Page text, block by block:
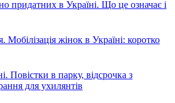
придатних в Україні. Що це означає і
Мобілізація жінок в Україні: коротко
Повістки в парку, відсрочка з
для ухилянтів